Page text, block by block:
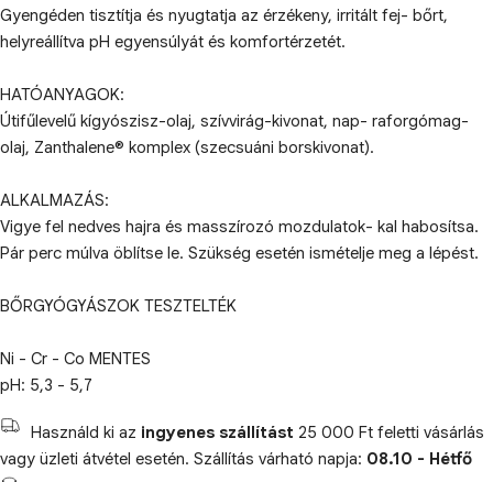
Gyengéden tisztítja és nyugtatja az érzékeny, irritált fej- bőrt,
helyreállítva pH egyensúlyát és komfortérzetét.
HATÓANYAGOK:
Útifűlevelű kígyószisz-olaj, szívvirág-kivonat, nap- raforgómag-
olaj, Zanthalene® komplex (szecsuáni borskivonat).
ALKALMAZÁS:
Vigye fel nedves hajra és masszírozó mozdulatok- kal habosítsa.
Pár perc múlva öblítse le. Szükség esetén ismételje meg a lépést.
BŐRGYÓGYÁSZOK TESZTELTÉK
Ni - Cr - Co MENTES
pH: 5,3 - 5,7
Használd ki az ingyenes szállítást 25 000 Ft feletti vásárlás
vagy üzleti átvétel esetén. Szállítás várható napja: 08.10 - Hétfő